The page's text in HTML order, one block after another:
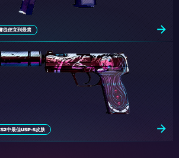
從便宜到最貴
中最佳USP-S皮肤